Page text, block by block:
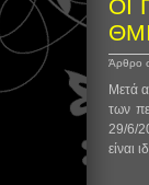
ΟΙ
Άρθρο
Μετά
των
29/6/
είναι